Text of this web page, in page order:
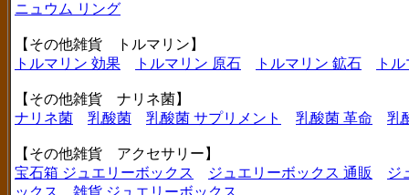
ニュウム リング
【その他雑貨 トルマリン】
トルマリン 効果
トルマリン 原石 トルマリン 鉱石 ト
【その他雑貨 ナリネ菌】
ナリネ菌
乳酸菌 乳酸菌 サプリメント 乳酸菌 革命 乳
【その他雑貨 アクセサリー】
宝石箱 ジュエリーボックス
ジュエリーボックス 通販
ジ
ックス
雑貨 ジュエリーボックス